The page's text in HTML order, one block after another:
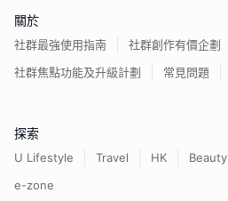
關於
社群最強使用指南
社群創作有價企劃
社群焦點功能及升級計劃
常見問題
探索
U Lifestyle Travel HK Beauty
e-zone